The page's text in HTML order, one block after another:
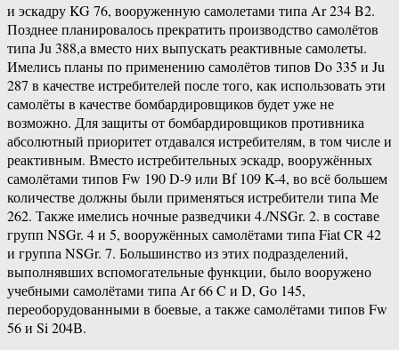
и эскадру KG 76, вооруженную самолетами типа Ar 234 B2.
Позднее планировалось прекратить производство самолётов
типа Ju 388,а вместо них выпускать реактивные самолеты.
Имелись планы по применению самолётов типов Do 335 и Ju
287 в качестве истребителей после того, как использовать эти
самолёты в качестве бомбардировщиков будет уже не
возможно. Для защиты от бомбардировщиков противника
абсолютный приоритет отдавался истребителям, в том числе и
реактивным. Вместо истребительных эскадр, вооружённых
самолётами типов Fw 190 D-9 или Bf 109 K-4, во всё большем
количестве должны были применяться истребители типа Ме
262. Также имелись ночные разведчики 4./NSGr. 2. в составе
групп NSGr. 4 и 5, вооружённых самолётами типа Fiat CR 42
и группа NSGr. 7. Большинство из этих подразделений,
выполнявших вспомогательные функции, было вооружено
учебными самолётами типа Ar 66 C и D, Go 145,
переоборудованными в боевые, а также самолётами типов Fw
56 и Si 204В.